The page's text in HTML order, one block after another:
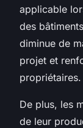
applicable
des
diminue de
projet et
propriétaires.
De plus, les
de leur